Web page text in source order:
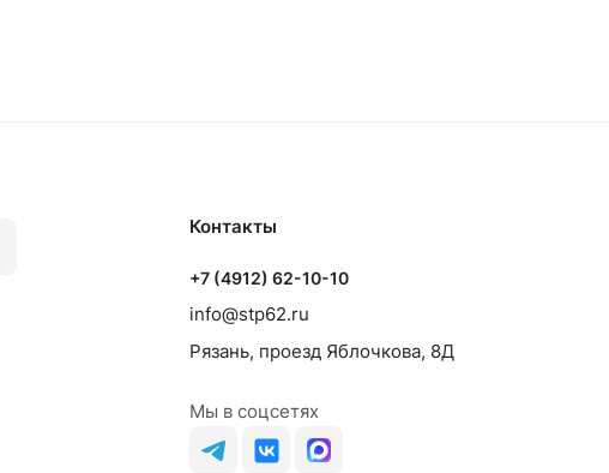
Контакты
+7 (4912) 62-10-10
info@stp62.ru
Рязань, проезд Яблочкова, 8Д
Мы в соцсетях